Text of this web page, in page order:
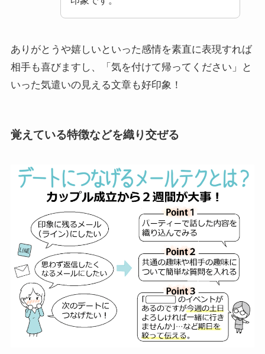
ありがとうや嬉しいといった感情を素直に表現すれば
相手も喜びますし、「気を付けて帰ってください」と
いった気遣いの見える文章も好印象！
覚えている特徴などを織り交ぜる